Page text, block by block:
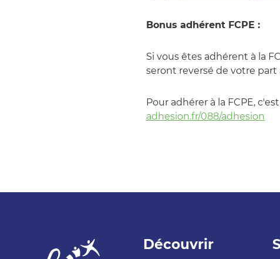
Bonus adhérent FCPE :
Si vous êtes adhérent à la
seront reversé de votre part
Pour adhérer à la FCPE,
adhesion.fr/088/adhesion
Découvrir